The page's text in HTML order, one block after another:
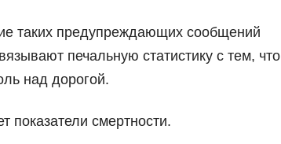
таких предупреждающих сообщений
печальную статистику с тем, что
над дорогой.
показатели смертности.